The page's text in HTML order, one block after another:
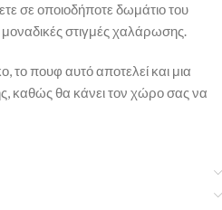
σε οποιοδήποτε δωμάτιο του
στιγμές χαλάρωσης.
το πουφ αυτό αποτελεί και μια
καθώς θα κάνει τον χώρο σας να